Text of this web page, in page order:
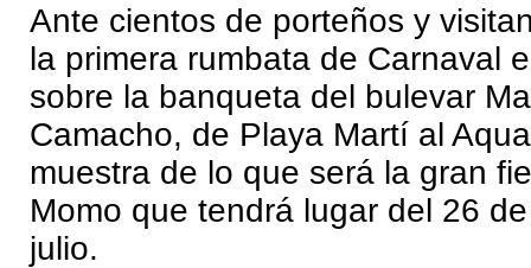
Ante cientos de porteños y
la primera rumbata de Carnaval
sobre la banqueta del bulevar
Camacho, de Playa Martí al
muestra de lo que será la gran
Momo que tendrá lugar del 26
julio.